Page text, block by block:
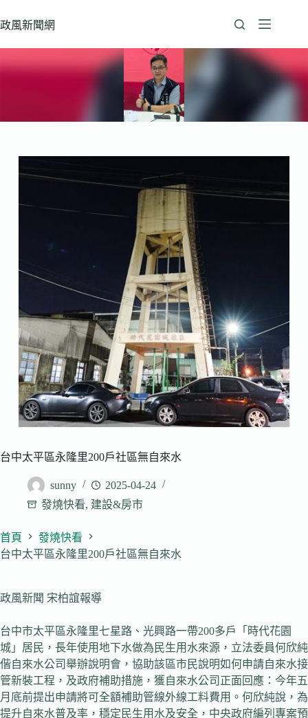
至
政風新聞網
台中太平區永隆里200戶社區無自來水
sunny
2025-04-24
發燒快看, 建設&房市
首頁
發燒快看
台中太平區永隆里200戶社區無自來水
政風新聞 宋柏誼報導
台中市太平區永隆里七星路、光興路一帶200多戶「時代花園
城」居民，長年使用地下水做為民生用水來源，立法委員何欣純
偕自來水公司舉辦說明會，協助該區市民說明如何申請自來水接
管新裝工程，及政府補助措施，獲自來水公司正面回應：今年五
月底前提出申請將可全額補助管線外線工料費用。何欣純說，為
提升自來水普及率，穩定民生用水及安全，中央政府編列專案預